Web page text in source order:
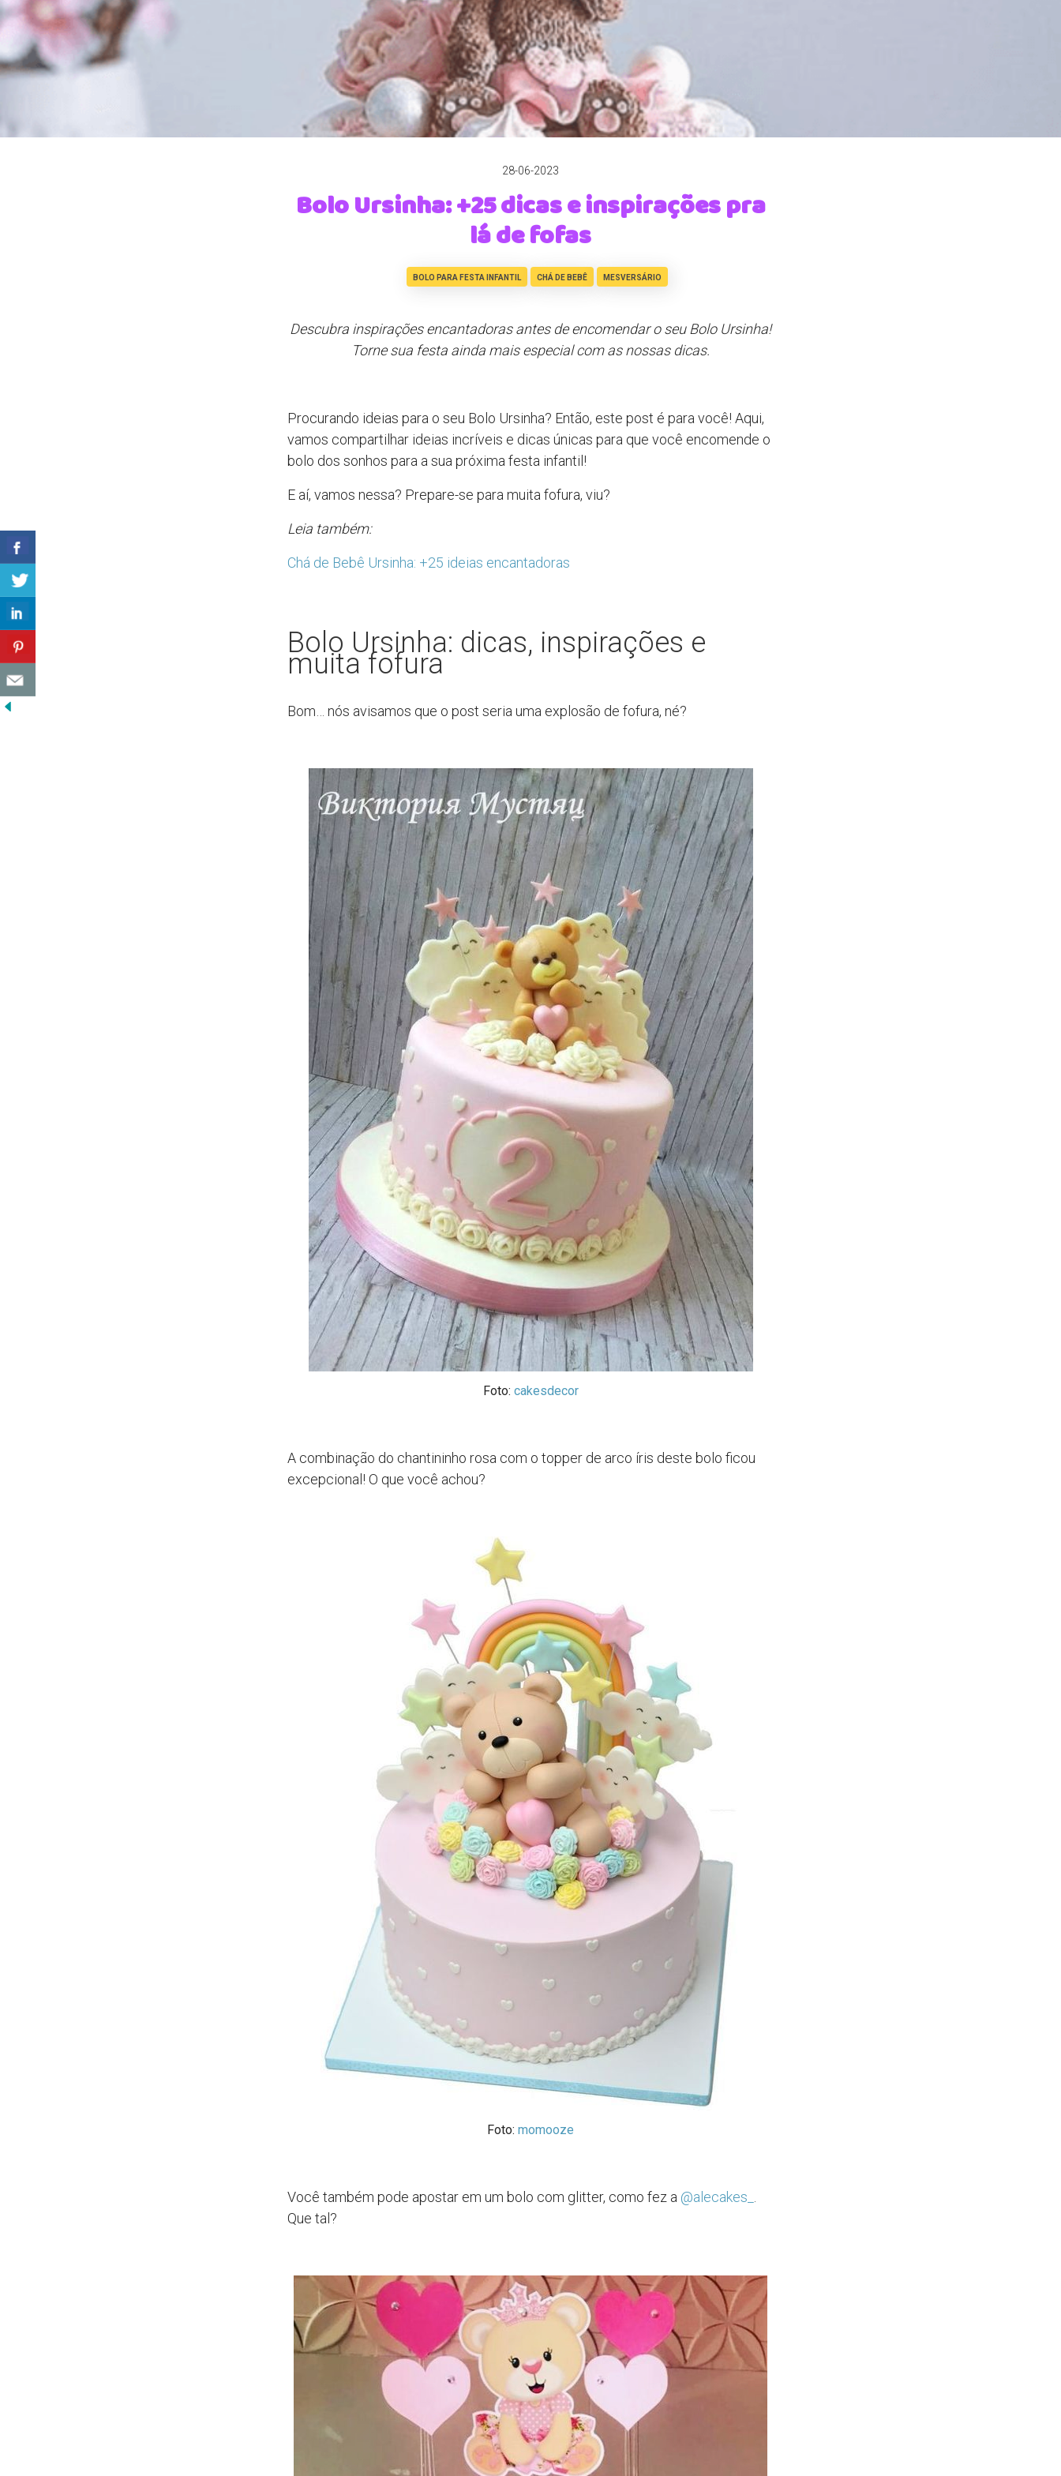
28-06-2023
Bolo Ursinha: +25 dicas e inspirações pra
lá de fofas
BOLO PARA FESTA INFANTIL CHÁ DE BEBÊ MESVERSÁRIO
Descubra inspirações encantadoras antes de encomendar o seu Bolo Ursinha!
Torne sua festa ainda mais especial com as nossas dicas.
Procurando ideias para o seu Bolo Ursinha? Então, este post é para você! Aqui,
vamos compartilhar ideias incríveis e dicas únicas para que você encomende o
bolo dos sonhos para a sua próxima festa infantil!
E aí, vamos nessa? Prepare-se para muita fofura, viu?
Leia também:
Chá de Bebê Ursinha: +25 ideias encantadoras
Bolo Ursinha: dicas, inspirações e
muita fofura
Bom… nós avisamos que o post seria uma explosão de fofura, né?
Foto: cakesdecor
A combinação do chantininho rosa com o topper de arco íris deste bolo ficou
excepcional! O que você achou?
Foto: momooze
Você também pode apostar em um bolo com glitter, como fez a @alecakes_ .
Que tal?